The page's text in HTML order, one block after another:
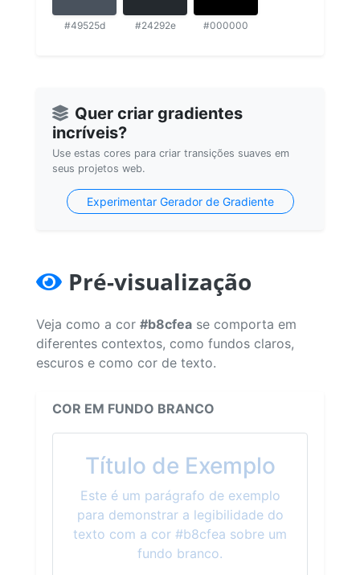
#49525d #24292e #000000
Quer criar gradientes
incríveis?
Use estas cores para criar transições suaves em
seus projetos web.
Experimentar Gerador de Gradiente
Pré-visualização
Veja como a cor #b8cfea se comporta em
diferentes contextos, como fundos claros,
escuros e como cor de texto.
COR EM FUNDO BRANCO
Título de Exemplo
Este é um parágrafo de exemplo
para demonstrar a legibilidade do
texto com a cor #b8cfea sobre um
fundo branco.